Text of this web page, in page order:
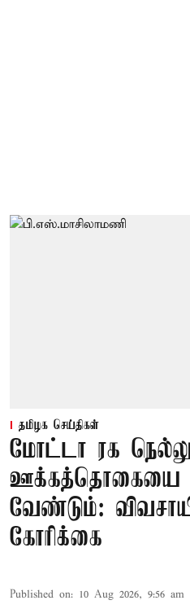
தமிழக செய்திகள்
மோட்டா ரக
ஊக்கத்தொகையை
வேண்டும்:
கோரிக்கை
Published on: 10 Aug 2026, 9:56 am